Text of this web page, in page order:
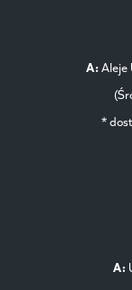
A: Aleje
*
A: